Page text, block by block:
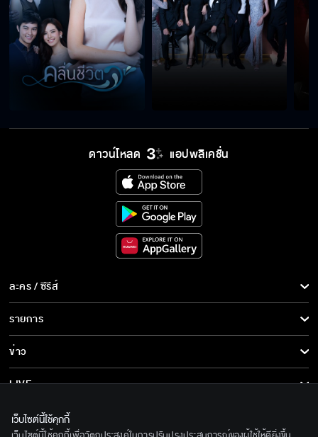
ทำไมไม่ช่วยหนูเลย
นี่คิดจะทิ้งกันเลยหรอ
ผมไม่ได้ตั้งใจให้เป็นแบบนี้
ดาวน์โหลด แอปพลิเคชั่น
ละคร / ซีรีส์
ละคร/ซีรีส์
ซีรีส์นานาชาติ
การ์ตูน & เกม
รายการ
รายการทั้งหมด
ข่าว
ข่าวทั้งหมด
ข่าวประชาสัมพันธ์
LIVE
เกี่ยวกับเรา
เว็บไซต์นี้ใช้คุกกี้